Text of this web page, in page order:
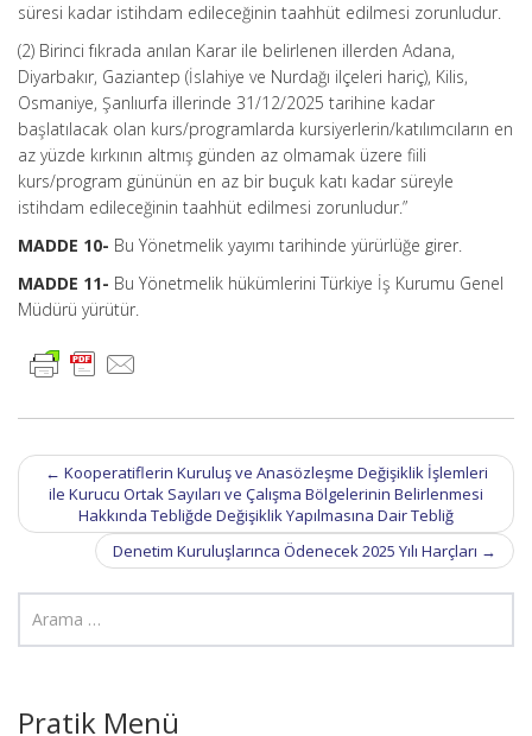
süresi kadar istihdam edileceğinin taahhüt edilmesi zorunludur.
(2) Birinci fıkrada anılan Karar ile belirlenen illerden Adana,
Diyarbakır, Gaziantep (İslahiye ve Nurdağı ilçeleri hariç), Kilis,
Osmaniye, Şanlıurfa illerinde 31/12/2025 tarihine kadar
başlatılacak olan kurs/programlarda kursiyerlerin/katılımcıların en
az yüzde kırkının altmış günden az olmamak üzere fiili
kurs/program gününün en az bir buçuk katı kadar süreyle
istihdam edileceğinin taahhüt edilmesi zorunludur.”
MADDE 10- Bu Yönetmelik yayımı tarihinde yürürlüğe girer.
MADDE 11- Bu Yönetmelik hükümlerini Türkiye İş Kurumu Genel
Müdürü yürütür.
Post
navigation
← Kooperatiflerin Kuruluş ve Anasözleşme Değişiklik İşlemleri
ile Kurucu Ortak Sayıları ve Çalışma Bölgelerinin Belirlenmesi
Hakkında Tebliğde Değişiklik Yapılmasına Dair Tebliğ
Denetim Kuruluşlarınca Ödenecek 2025 Yılı Harçları →
Pratik Menü